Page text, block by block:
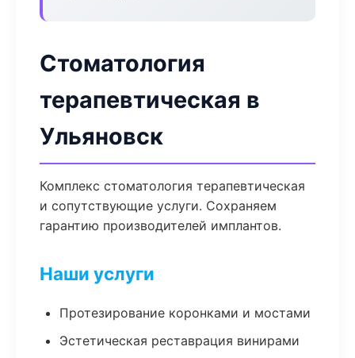
Стоматология
терапевтическая в
Ульяновск
Комплекс стоматология терапевтическая
и сопутствующие услуги. Сохраняем
гарантию производителей имплантов.
Наши услуги
Протезирование коронками и мостами
Эстетическая реставрация винирами